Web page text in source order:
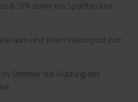
& SPA sowie ein Sportbecken
und einen Indoorpool zum
Sommer die Nutzung des